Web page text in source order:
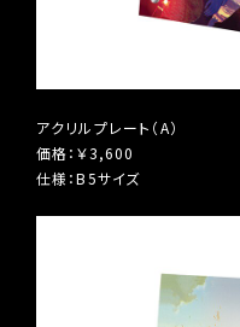
アクリルプレート（A）
価格：￥3,600
仕様：B5サイズ